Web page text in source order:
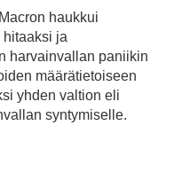
haukkui
hitaaksi ja
harvainvallan paniikin
määrätietoiseen
yhden valtion eli
syntymiselle.